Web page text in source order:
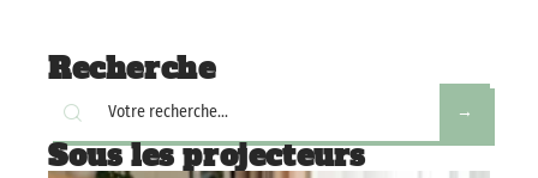
Recherche
Sous les projecteurs